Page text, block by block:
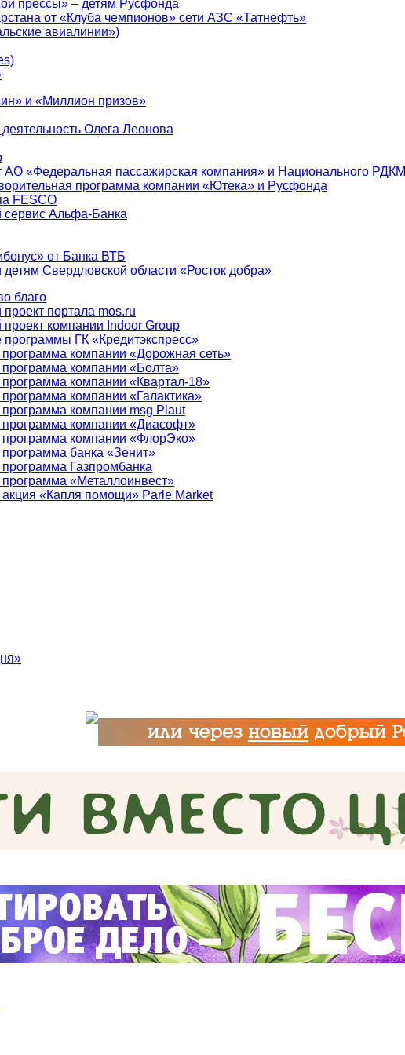
прессы» – детям Русфонда
от «Клуба чемпионов» сети АЗС «Татнефть»
авиалинии»)
и «Миллион призов»
Олега Леонова
АО «Федеральная пассажирская компания» и Национального РДКМ
программа компании «Ютека» и Русфонда
FESCO
сервис Альфа-Банка
от Банка ВТБ
Свердловской области «Росток добра»
благо
портала mos.ru
проект компании Indoor Group
программы ГК «Кредитэкспресс»
программа компании «Дорожная сеть»
программа компании «Болта»
программа компании «Квартал-18»
программа компании «Галактика»
программа компании msg Plaut
программа компании «Диасофт»
программа компании «ФлорЭко»
программа банка «Зенит»
программа Газпромбанка
программа «Металлоинвест»
акция «Капля помощи» Parle Market